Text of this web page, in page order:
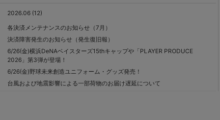
2026.06 (12)
各決済メンテナンスのお知らせ（7月）
決済障害発生のお知らせ（発生復旧報）
6/26(金)横浜DeNAベイスターズ15thキャップや「PLAYER PRODUCE
2026」第3弾が登場！
6/26(金)野球未来創造ユニフォーム・グッズ発売！
台風および地震影響による一部荷物のお届け遅延について